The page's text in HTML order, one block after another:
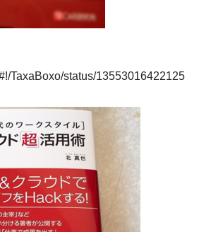
TaxaBoxo/status/13553016422125